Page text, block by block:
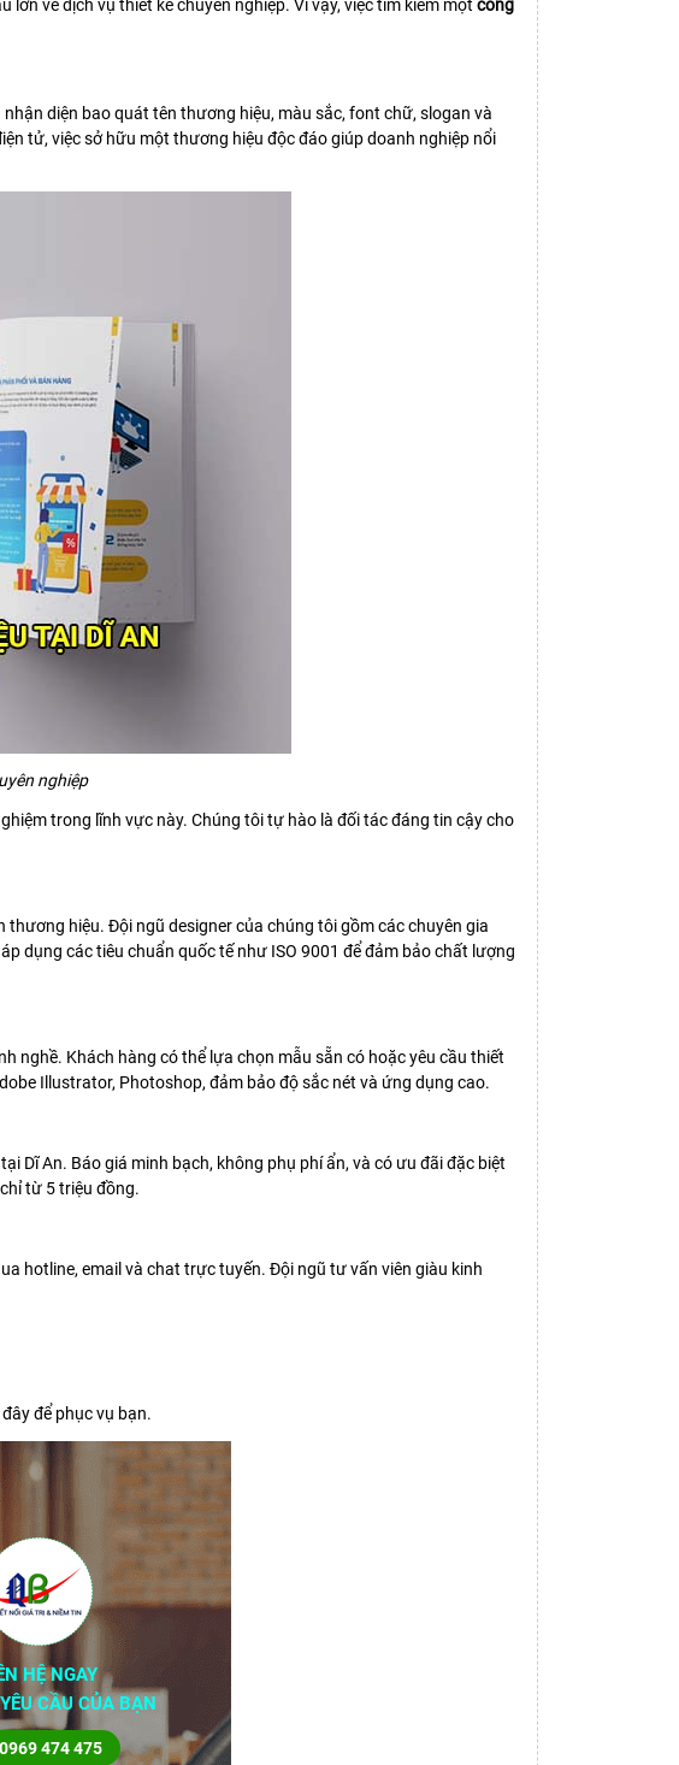
về dịch vụ thiết kế chuyên nghiệp. Vì vậy, việc tìm kiếm một công
diện bao quát tên thương hiệu, màu sắc, font chữ, slogan và
tử, việc sở hữu một thương hiệu độc đáo giúp doanh nghiệp nổi
nghiệp
trong lĩnh vực này. Chúng tôi tự hào là đối tác đáng tin cậy cho
hiệu. Đội ngũ designer của chúng tôi gồm các chuyên gia
dụng các tiêu chuẩn quốc tế như ISO 9001 để đảm bảo chất lượng
nghề. Khách hàng có thể lựa chọn mẫu sẵn có hoặc yêu cầu thiết
Illustrator, Photoshop, đảm bảo độ sắc nét và ứng dụng cao.
Dĩ An. Báo giá minh bạch, không phụ phí ẩn, và có ưu đãi đặc biệt
từ 5 triệu đồng.
hotline, email và chat trực tuyến. Đội ngũ tư vấn viên giàu kinh
để phục vụ bạn.
HỆ NGAY
CẦU CỦA BẠN
0969 474 475